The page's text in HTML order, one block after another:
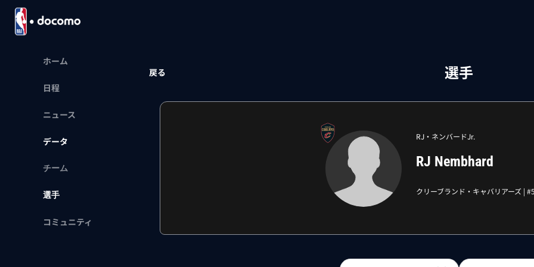
ホーム
日程
ニュース
データ
チーム
選手
コミュニティ
戻る 選手
RJ・ネンバードJr.
RJ Nembhard
クリーブランド・キャバリアーズ | #5